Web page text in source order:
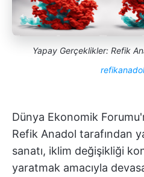
Yapay Gerçeklikler: Refik
Dünya Ekonomik
Refik Anadol tarafından
sanatı, iklim değişikliği
yaratmak amacıyla